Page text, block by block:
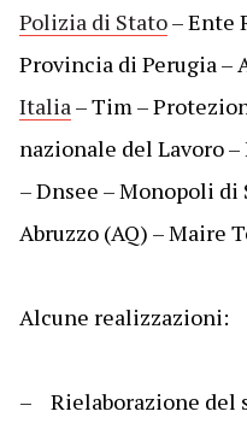
Polizia di Stato– Ente
Provincia di Perugia –
Italia– Tim –
nazionale del Lavoro –
– Dnsee – Monopoli
Abruzzo (AQ) – Maire
Alcune realizzazioni:
– Rielaborazione del